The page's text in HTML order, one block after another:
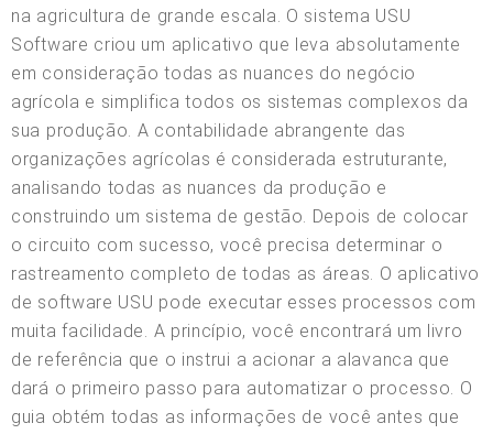
na agricultura de grande escala. O sistema USU
Software criou um aplicativo que leva absolutamente
em consideração todas as nuances do negócio
agrícola e simplifica todos os sistemas complexos da
sua produção. A contabilidade abrangente das
organizações agrícolas é considerada estruturante,
analisando todas as nuances da produção e
construindo um sistema de gestão. Depois de colocar
o circuito com sucesso, você precisa determinar o
rastreamento completo de todas as áreas. O aplicativo
de software USU pode executar esses processos com
muita facilidade. A princípio, você encontrará um livro
de referência que o instrui a acionar a alavanca que
dará o primeiro passo para automatizar o processo. O
guia obtém todas as informações de você antes que